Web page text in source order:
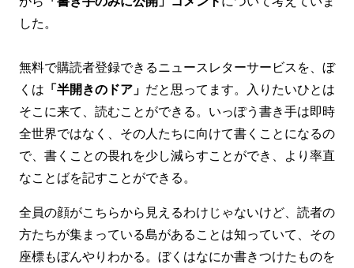
した。
無料で購読者登録できるニュースレターサービスを、ぼ
くは 「半開きのドア」 だと思ってます。入りたいひとは
そこに来て、読むことができる。いっぽう書き手は即時
全世界ではなく、その人たちに向けて書くことになるの
で、書くことの畏れを少し減らすことができ、より率直
なことばを記すことができる。
全員の顔がこちらから見えるわけじゃないけど、読者の
方たちが集まっている島があることは知っていて、その
座標もぼんやりわかる。ぼくはなにか書きつけたものを